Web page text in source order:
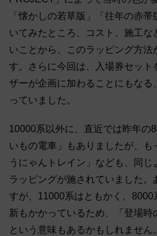
「懐かしの若草版」「往年の赤
いてみたところ、コスト、施工な
いことから、このラッピング方法
す。さらに今回は、入場券セット
ザーが企画に加わることにもなる
っていました。
10000系以外に、直近では昨年の
いもの電車」もありましたが、も
うにゃんトレイン」なども、同じ
ラッピングが施されていました
すが、11000系はともかく、
新もかかっているため、「登場時
という意味もあるかもしれません。